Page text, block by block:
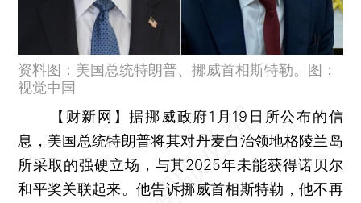
资料图：美国总统特朗普、挪威首相斯特勒。图：
视觉中国
【财新网】据挪威政府1月19日所公布的信
息，美国总统特朗普将其对丹麦自治领地格陵兰岛
所采取的强硬立场，与其2025年未能获得诺贝尔
和平奖关联起来。他告诉挪威首相斯特勒，他不再